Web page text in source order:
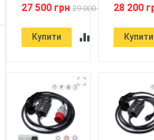
27 500 грн 29 000 грн
Купити
28 200
Купити